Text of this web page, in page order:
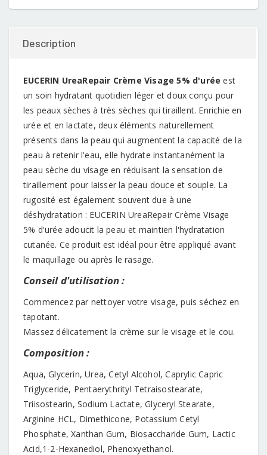
Description
EUCERIN UreaRepair Crème Visage 5% d'uréeest
un soin hydratant quotidien léger et doux conçu pour
les peaux sèches à très sèches qui tiraillent. Enrichie en
urée et en lactate, deux éléments naturellement
présents dans la peau qui augmentent la capacité de la
peau à retenir l'eau, elle hydrate instantanément la
peau sèche du visage en réduisant la sensation de
tiraillement pour laisser la peau douce et souple. La
rugosité est également souvent due à une
déshydratation : EUCERIN UreaRepair Crème Visage
5% d'urée adoucit la peau et maintien l'hydratation
cutanée. Ce produit est idéal pour être appliqué avant
le maquillage ou après le rasage.
Conseil d'utilisation :
Commencez par nettoyer votre visage, puis séchez en
tapotant.
Massez délicatement la crème sur le visage et le cou.
Composition :
Aqua, Glycerin, Urea, Cetyl Alcohol, Caprylic Capric
Triglyceride, Pentaerythrityl Tetraisostearate,
Triisostearin, Sodium Lactate, Glyceryl Stearate,
Arginine HCL, Dimethicone, Potassium Cetyl
Phosphate, Xanthan Gum, Biosaccharide Gum, Lactic
Acid,1-2-Hexanediol, Phenoxyethanol.